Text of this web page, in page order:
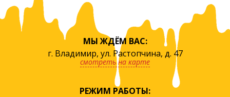
МЫ ЖДЁМ ВАС:
г. Владимир, ул. Растопчина, д. 47
смотреть на карте
РЕЖИМ РАБОТЫ: